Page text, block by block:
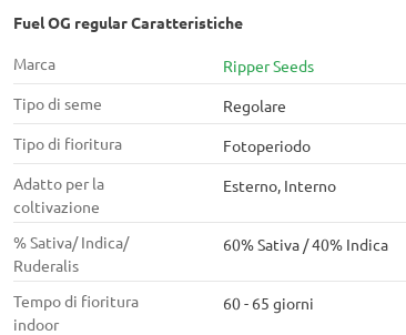
Fuel OG regular Caratteristiche
Marca
Ripper Seeds
Tipo di seme
Regolare
Tipo di fioritura
Fotoperiodo
Adatto per la
coltivazione
Esterno, Interno
% Sativa/ Indica/
Ruderalis
60% Sativa / 40% Indica
Tempo di fioritura
indoor
60 - 65 giorni
accelerazione durante la giornata.